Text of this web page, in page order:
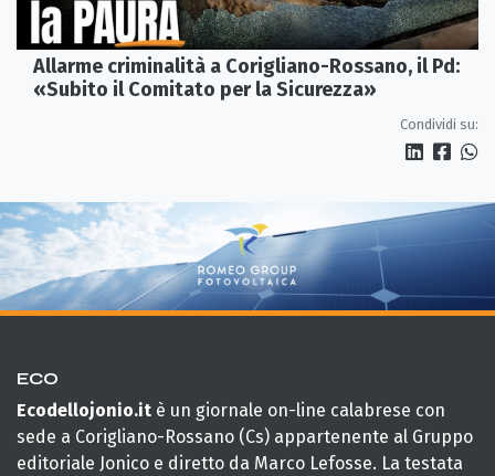
Allarme criminalità a Corigliano-Rossano, il Pd:
«Subito il Comitato per la Sicurezza»
Condividi su:
ECO
Ecodellojonio.it è un giornale on-line calabrese con
sede a Corigliano-Rossano (Cs) appartenente al Gruppo
editoriale Jonico e diretto da Marco Lefosse. La testata